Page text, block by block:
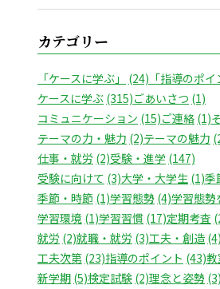
カテゴリー
「ケースに学ぶ」 (24) 「指導のポイ
ケースに学ぶ (315)ごあいさつ (1)
コミュニケーション (15)ご連絡 (1)
テーマの力・魅力 (2)テーマの魅力
仕事・就労 (2)受験・進学 (147)
受験に向けて (3)大学・大学生 (1)季
季節・時節 (1)学習態勢 (4)学習態勢
学習環境 (1)学習習慣 (17)定期考査
就労 (2)就職・就労 (3)工夫・創造 (4)
工夫次第 (23)指導のポイント (43)
新学期 (5)検定試験 (2)理念と姿勢 (3)